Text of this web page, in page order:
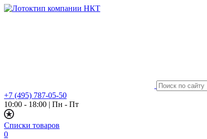
+7 (495) 787-05-50
10:00 - 18:00 | Пн - Пт
Списки товаров
0